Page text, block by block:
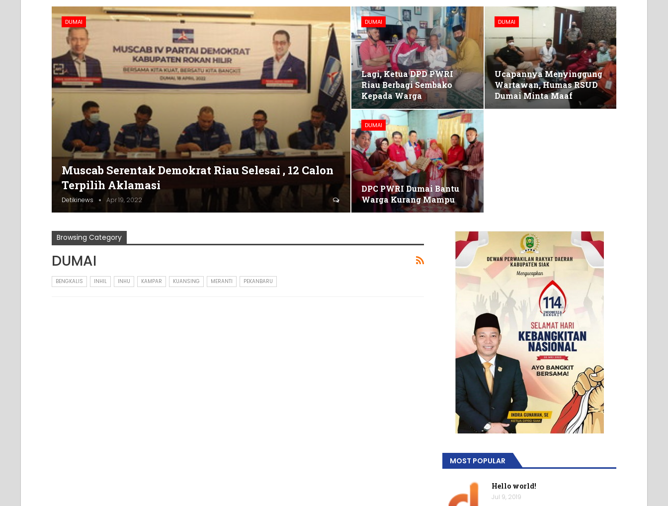
DUMAI
Muscab Serentak Demokrat Riau Selesai , 12 Calon
Terpilih Aklamasi
Detikinews Apr 19, 2022
DUMAI
Lagi, Ketua DPD PWRI
Riau Berbagi Sembako
Kepada Warga
DUMAI
Ucapannya Menyinggung
Wartawan, Humas RSUD
Dumai Minta Maaf
DUMAI
DPC PWRI Dumai Bantu
Warga Kurang Mampu
Browsing Category
DUMAI
BENGKALIS INHIL INHU KAMPAR KUANSING MERANTI PEKANBARU
MOST POPULAR
Hello world!
Jul 9, 2019